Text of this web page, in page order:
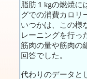
脂肪１kgの燃焼に
グでの消費カロリ
いつかは、この様
レーニングを行っ
筋肉の量や筋肉の
回答でした。
代わりのデータと